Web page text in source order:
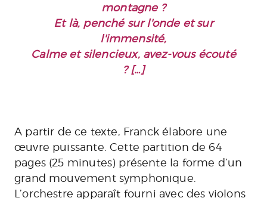
montagne ?
Et là, penché sur l'onde et sur
l'immensité,
Calme et silencieux, avez-vous écouté
? […]
A partir de ce texte, Franck élabore une
œuvre puissante. Cette partition de 64
pages (25 minutes) présente la forme d’un
grand mouvement symphonique.
L’orchestre apparaît fourni avec des violons